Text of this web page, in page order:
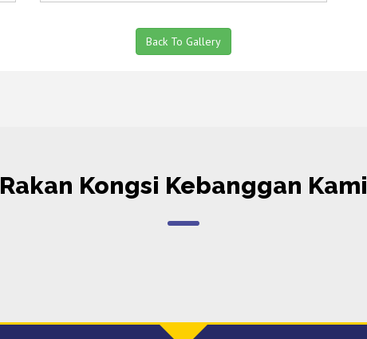
Back To Gallery
Rakan Kongsi Kebanggan Kami